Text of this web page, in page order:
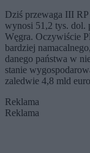
Dziś przewaga III
wynosi 51,2 tys. dol.
Węgra. Oczywiście
bardziej
danego państwa w
stanie
zaledwie 4,8 mld
Reklama
Reklama